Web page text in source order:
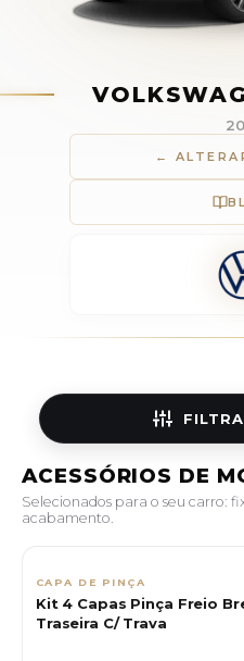
←
ACESSÓRIOS DE
Selecionados para o seu carro:
acabamento.
CAPA DE PINÇA
Kit 4 Capas Pinça Freio
Traseira C/ Trava